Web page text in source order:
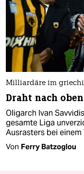
Milliardäre im
Draht nach oben
Oligarch Ivan
gesamte Liga
Ausrasters bei einem
Von Ferry Batzoglou